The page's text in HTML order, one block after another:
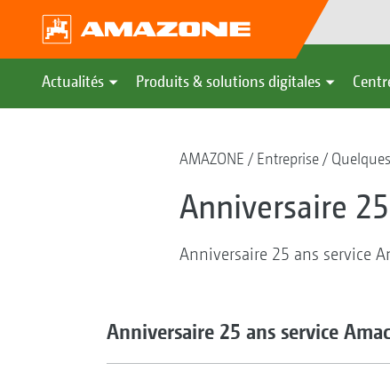
Actualités Produits & solutions digitales
AMAZONE Entreprise
Anniversaire
Anniversaire 25 ans service
Anniversaire 25 ans service